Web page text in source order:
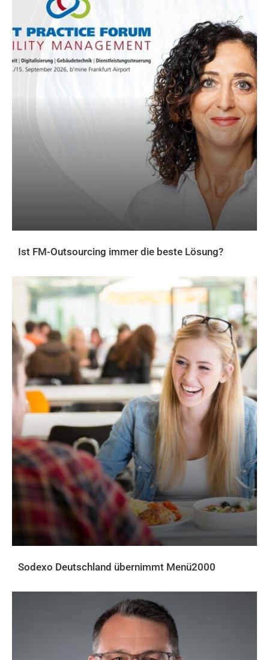
Ist FM-Outsourcing immer die beste Lösung?
Sodexo Deutschland übernimmt Menü2000